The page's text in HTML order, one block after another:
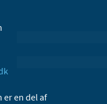
en del af